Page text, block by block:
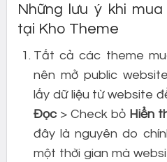
Những lưu ý khi
tại Kho Theme
Tất cả các theme
nên mở public
lấy dữ liệu từ website
Đọc> Check bỏ Hiển
đây là nguyên do
một thời gian mà